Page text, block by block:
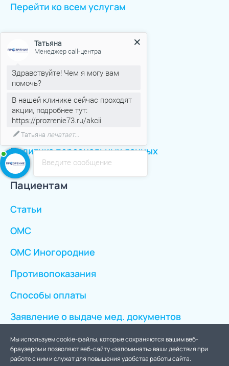
Перейти ко всем услугам
Клиника
Аттестация рабочих мест
Оборудование
Отзывы
Политика персональных данных
Пациентам
Статьи
ОМС
ОМС Иногородние
Противопоказания
Способы оплаты
Заявление о выдаче мед. документов
Мы используем cookie-файлы, которые сохраняются вашим веб-
браузером и позволяют веб-сайту «запоминать» ваши действия при
работе с ним и служат для повышения удобства работы сайта.
Введите сообщение
Татьяна
Менеджер call-центра
Здравствуйте! Чем я могу вам
помочь?
В нашей клинике сейчас проходят
акции, подробнее тут:
https://prozrenie73.ru/akcii
Татьяна печатает...